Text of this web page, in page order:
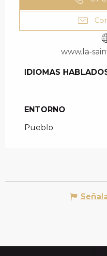
www.la-
IDIOMAS
IDIOMAS
ENTORNO
ENTORNO
Pueblo